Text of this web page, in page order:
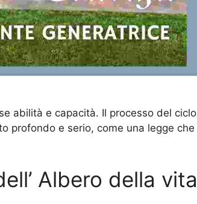
abilità e capacità. Il processo del ciclo
profondo e serio, come una legge che
Albero della vita